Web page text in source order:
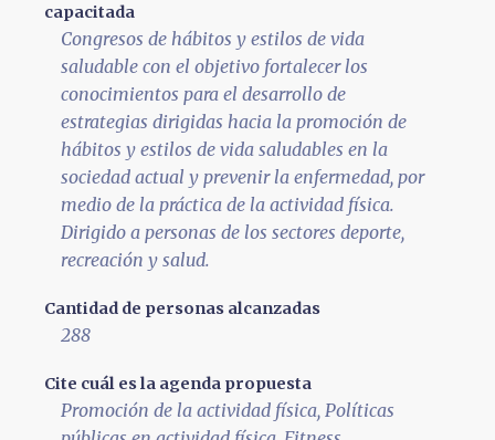
capacitada
Congresos de hábitos y estilos de vida
saludable con el objetivo fortalecer los
conocimientos para el desarrollo de
estrategias dirigidas hacia la promoción de
hábitos y estilos de vida saludables en la
sociedad actual y prevenir la enfermedad, por
medio de la práctica de la actividad física.
Dirigido a personas de los sectores deporte,
recreación y salud.
Cantidad de personas alcanzadas
288
Cite cuál es la agenda propuesta
Promoción de la actividad física, Políticas